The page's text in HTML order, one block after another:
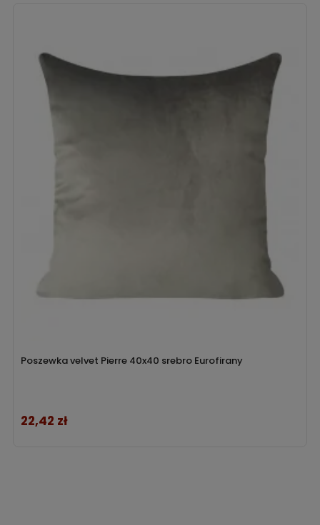
Poszewka velvet Pierre 40x40 srebro Eurofirany
Cena
22,42 zł